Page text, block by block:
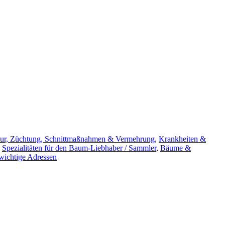
Züchtung, Schnittmaßnahmen & Vermehrung, Krankheiten &
Spezialitäten für den Baum-Liebhaber / Sammler, Bäume &
Adressen